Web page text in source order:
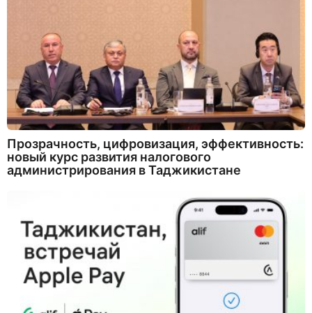
Прозрачность, цифровизация, эффективность:
новый курс развития налогового
администрирования в Таджикистане